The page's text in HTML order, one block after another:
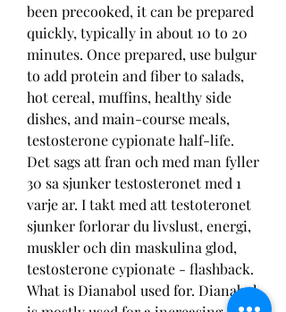
been precooked, it can be prepared
quickly, typically in about 10 to 20
minutes. Once prepared, use bulgur
to add protein and fiber to salads,
hot cereal, muffins, healthy side
dishes, and main-course meals,
testosterone cypionate half-life.
Det sags att fran och med man fyller
30 sa sjunker testosteronet med 1
varje ar. I takt med att testoteronet
sjunker forlorar du livslust, energi,
muskler och din maskulina glod,
testosterone cypionate - flashback.
What is Dianabol used for. Dianabol